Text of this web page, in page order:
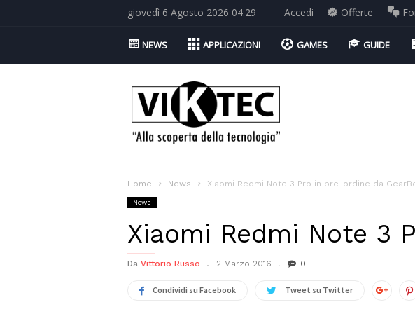
giovedì 6 Agosto 2026 04:29 Accedi Offerte
NEWS APPLICAZIONI GAMES GUIDE
Viktec.net
Home News Xiaomi Redmi Note 3 Pro in pre-ordine da
News
Xiaomi Redmi Note 3
Da Vittorio Russo 2 Marzo 2016 0
Condividi su Facebook Tweet su Twitter